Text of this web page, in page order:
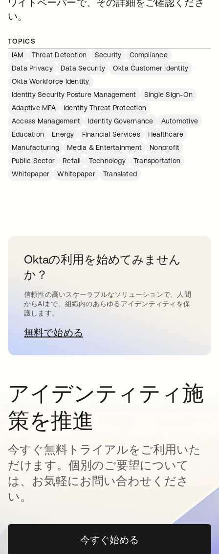
ワイトペーパーで、その詳細をご確認くださ
い。
TOPICS
IAM
Threat Detection Security
Compliance
Data Privacy
Data Security
Okta Customer Identity
Okta Workforce Identity
Identity Security Posture Management
Single Sign-On
Adaptive MFA
Identity Threat Protection
Access Management
Identity Governance
Automotive
Education
Energy Financial Services
Healthcare
Manufacturing
Media & Entertainment
Nonprofit
Public Sector
Retail Technology
Transportation
Whitepaper
Whitepaper Translated
Oktaの利用を始めてみません
か？
信頼性の高いスケーラブルなソリューションで、人間
からAIまで、組織内のあらゆるアイデンティティを保
護します。
無料で始める新しいタブで開く
アイデンティティ施
策を推進
今すぐ無料トライアルをご利用いた
だけます。個別のご要望について
は、お気軽にお問い合わせくださ
い。
今すぐ始める新しいタブで開く